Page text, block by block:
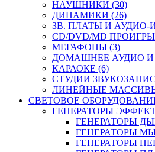
НАУШНИКИ (30)
ДИНАМИКИ (26)
ЗВ. ПЛАТЫ И АУДИО-
CD/DVD/MD
МЕГАФОНЫ (3)
ДОМАШНЕЕ АУДИО И
КАРАОКЕ (6)
СТУДИИ
ЛИНЕЙНЫЕ
СВЕТОВОЕ
ГЕНЕРАТОРЫ
ГЕНЕРАТОРЫ
ГЕНЕРАТОРЫ
ГЕНЕРАТОРЫ